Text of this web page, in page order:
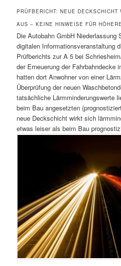
PRÜFBERICHT: NEUE
AUS – KEINE HINWEISE FÜR
Die Autobahn GmbH Niederlassung
digitalen Informationsveranstaltung
Prüfberichts zur A 5 bei
der Erneuerung der Fahrbahndecke
hatten dort Anwohner von einer
Überprüfung der neuen
tatsächliche Lärmminderungswerte
beim Bau angesetzten
neue Deckschicht wirkt sich
etwas leiser als beim Bau